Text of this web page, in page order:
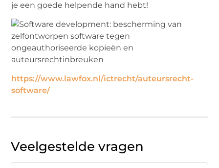
je een goede helpende hand hebt!
https://www.lawfox.nl/ictrecht/auteursrecht-
software/
Veelgestelde vragen